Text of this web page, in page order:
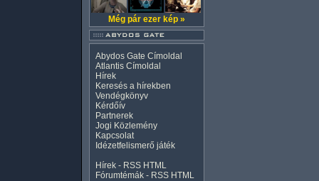
Még pár ezer kép »
Abydos Gate Címoldal
Atlantis Címoldal
Hírek
Keresés a hírekben
Vendégkönyv
Kérdőív
Partnerek
Jogi Közlemény
Kapcsolat
Idézetfelismerő játék
Hírek - RSS HTML
Fórumtémák - RSS HTML